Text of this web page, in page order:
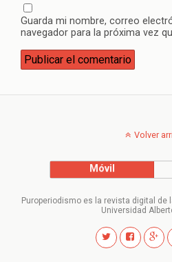
Guarda mi nombre, correo
navegador para la próxima vez
Volver
Móvil
Puroperiodismo es la revista digital de
Universidad